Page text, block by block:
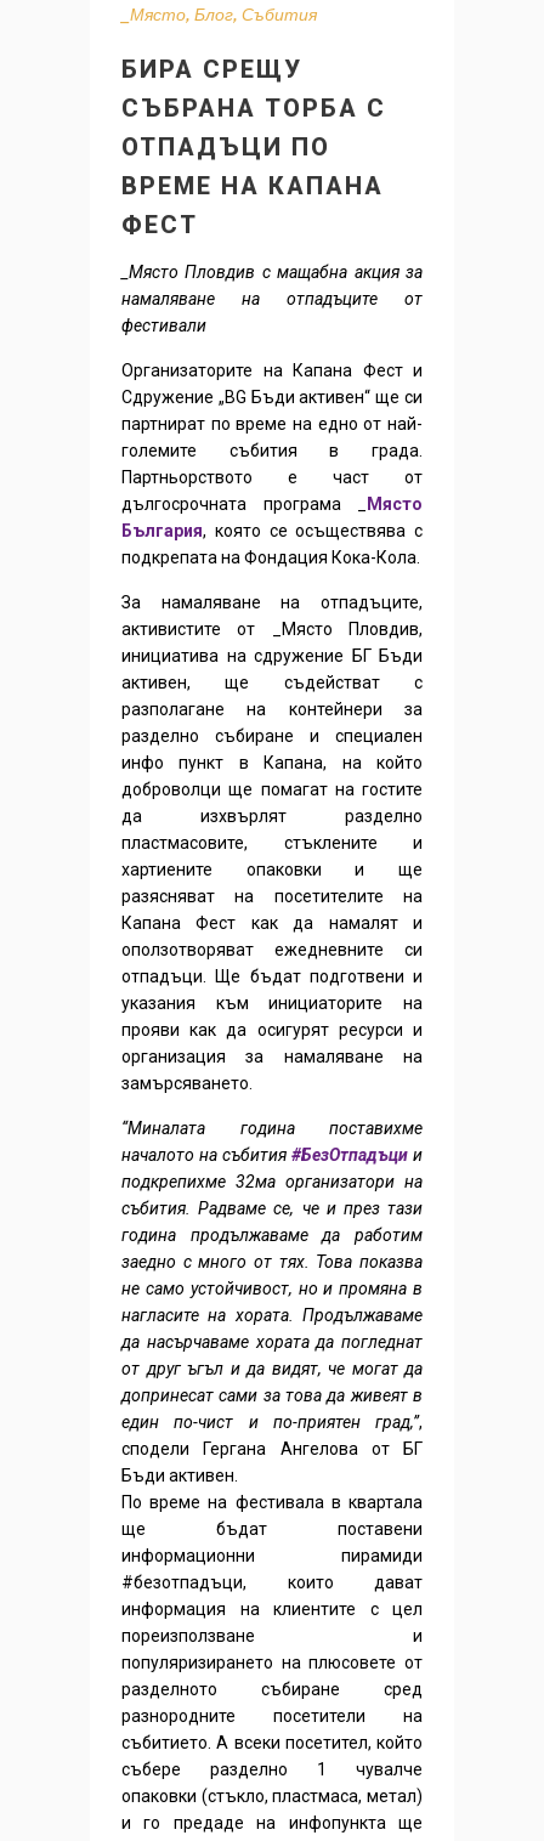
_Място, Блог, Събития
БИРА СРЕЩУ
СЪБРАНА ТОРБА С
ОТПАДЪЦИ ПО
ВРЕМЕ НА КАПАНА
ФЕСТ
_Място Пловдив смащабна акция за
намаляване на отпадъците от
фестивали
Организаторите на Капана Фест и
Сдружение „BG Бъди активен“ ще си
партнират по време на едно от най-
големите събития в града.
Партньорството е част от
дългосрочната програма _ Място
България, която се осъществява с
подкрепата на Фондация Кока-Кола.
За намаляване на отпадъците,
активистите от _Място Пловдив,
инициатива на сдружение БГ Бъди
активен, ще съдействат с
разполагане на контейнери за
разделно събиране и специален
инфо пункт в Капана, на който
доброволци ще помагат на гостите
да изхвърлят разделно
пластмасовите, стъклените и
хартиените опаковки и ще
разясняват на посетителите на
Капана Фест как да намалят и
оползотворяват ежедневните си
отпадъци. Ще бъдат подготвени и
указания към инициаторите на
прояви как да осигурят ресурси и
организация за намаляване на
замърсяването.
“Миналата година поставихме
началото на събития #БезОтпадъци и
подкрепихме 32ма организатори на
събития. Радваме се, че и през тази
година продължаваме да работим
заедно с много от тях. Това показва
не само устойчивост, но и промяна в
нагласите на хората. Продължаваме
да насърчаваме хората да погледнат
от друг ъгъл и да видят, че могат да
допринесат сами за това да живеят в
един по-чист и по-приятен град,”,
сподели Гергана Ангелова от БГ
Бъди активен.
По време на фестивала в квартала
ще бъдат поставени
информационни пирамиди
#безотпадъци, които дават
информация на клиентите с цел
пореизползване и
популяризирането на плюсовете от
разделното събиране сред
разнородните посетители на
събитието. А всеки посетител, който
събере разделно 1 чувалче
опаковки (стъкло, пластмаса, метал)
и го предаде на инфопункта ще